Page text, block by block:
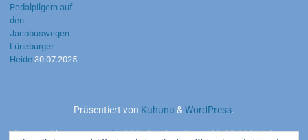
Pedalpilgern auf
den
Jacobuswegen
Lüneburger
Heide 30.07.2025
Präsentiert von Kahuna &WordPress.
Powered bymotetus.de©2015 | aktuell seit 20.05.2026 | Server: